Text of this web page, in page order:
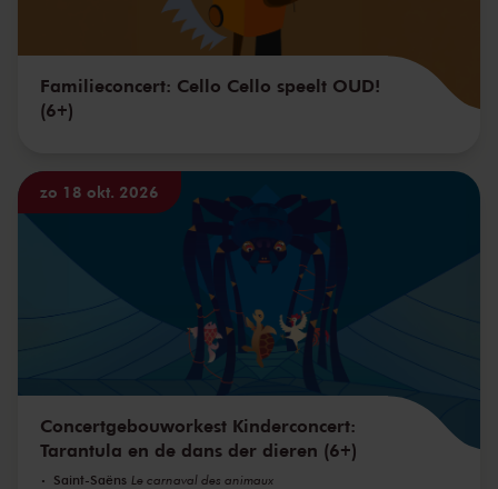
Familieconcert: Cello Cello speelt OUD!
(6+)
zo 18 okt. 2026
Concertgebouworkest Kinderconcert:
Tarantula en de dans der dieren (6+)
Saint-Saëns Le carnaval des animaux